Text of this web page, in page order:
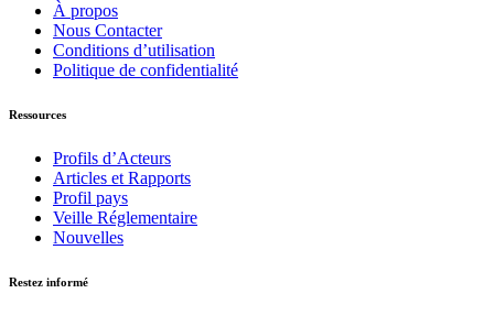
À propos
Nous Contacter
Conditions d’utilisation
Politique de confidentialité
Ressources
Profils d’Acteurs
Articles et Rapports
Profil pays
Veille Réglementaire
Nouvelles
Restez informé